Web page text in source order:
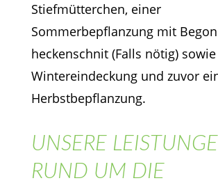
Stiefmütterchen, einer
Sommerbepflanzung mit
heckenschnit (Falls nötig)
Wintereindeckung und zuvor
Herbstbepflanzung.
UNSERE
RUND UM DIE